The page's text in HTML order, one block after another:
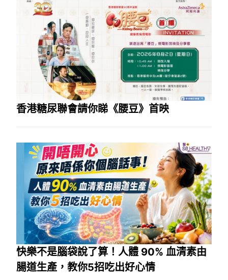
香港糖尿聯會請你睇《腰豆》首映
快樂不是腦袋說了算！人體 90% 血清素由
腸道生產，教你5招吃出好心情